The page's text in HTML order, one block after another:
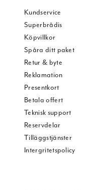
Kundservice
Superbrådis
Köpvillkor
Spåra ditt paket
Retur & byte
Reklamation
Presentkort
Betala offert
Teknisk support
Reservdelar
Tilläggstjänster
Intergritetspolicy